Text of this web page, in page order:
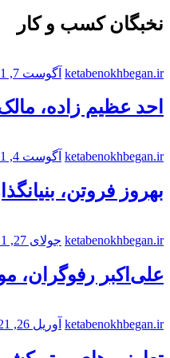
نخبگان کسب و کار
ketabenokhbegan.ir آگوست 7, 2021
احد عظیم زاده،
ketabenokhbegan.ir آگوست 4, 2021
بهروز فروتن،
ketabenokhbegan.ir جولای 27, 2021
علی‌اکبر رفوگران،
ketabenokhbegan.ir آوریل 26, 2021